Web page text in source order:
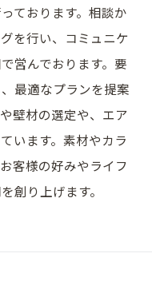
ております。相談か
を行い、コミュニケ
営んでおります。要
最適なプランを提案
壁材の選定や、エア
います。素材やカラ
客様の好みやライフ
創り上げます。